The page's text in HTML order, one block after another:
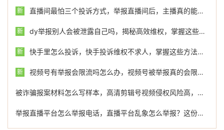
新 直播间最怕三个投诉方式，举报直播间后，主播真的能查到是我吗？真相与对策一次说清
新 dy举报别人会被泄露自己吗，揭秘高效维权，掌握这些关键步骤，让dy举报不再石沉大海
新 快手里怎么投诉，快手投诉维权不求人，掌握这些方法让你轻松应对
新 视频号有举报会限流吗怎么办，视频号被举报真的会限流吗？深度解析与应对策略，建议收藏
被诈骗报案材料怎么写样本，高清剪辑号视频侵权风险高，这份维权指南请收好
举报直播平台怎么举报电话，直播平台乱象怎么举报？这份维权指南请收好